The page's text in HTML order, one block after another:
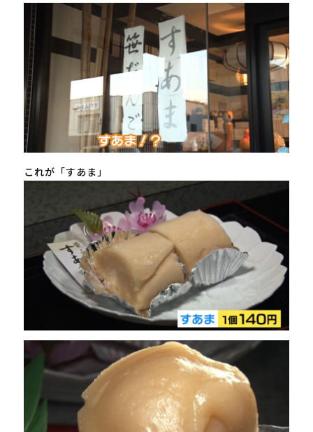
これが「すあま」